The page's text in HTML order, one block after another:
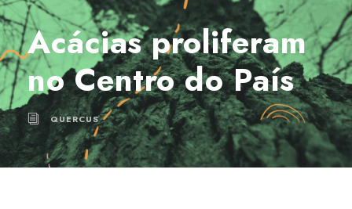
Acácias proliferam
no Centro do País
QUERCUS